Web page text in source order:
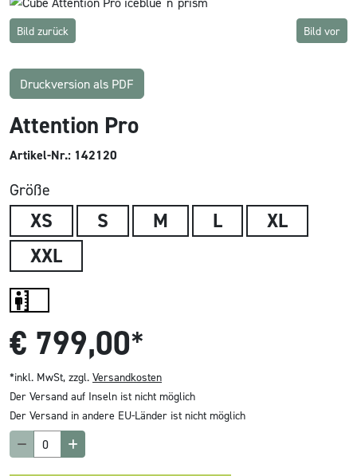
Bild zurück Bild vor
Druckversion als PDF
Attention Pro
Artikel-Nr.: 142120
Größe
XS S M L
XL
XXL
€ 799,00*
*inkl. MwSt, zzgl. Versandkosten
Der Versand auf Inseln ist nicht möglich
Der Versand in andere EU-Länder ist nicht möglich